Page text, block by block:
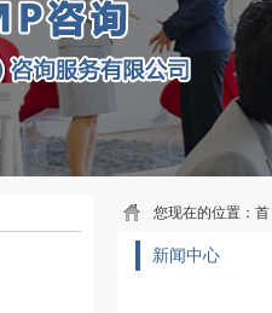
您现在的位置： 首
新闻中心